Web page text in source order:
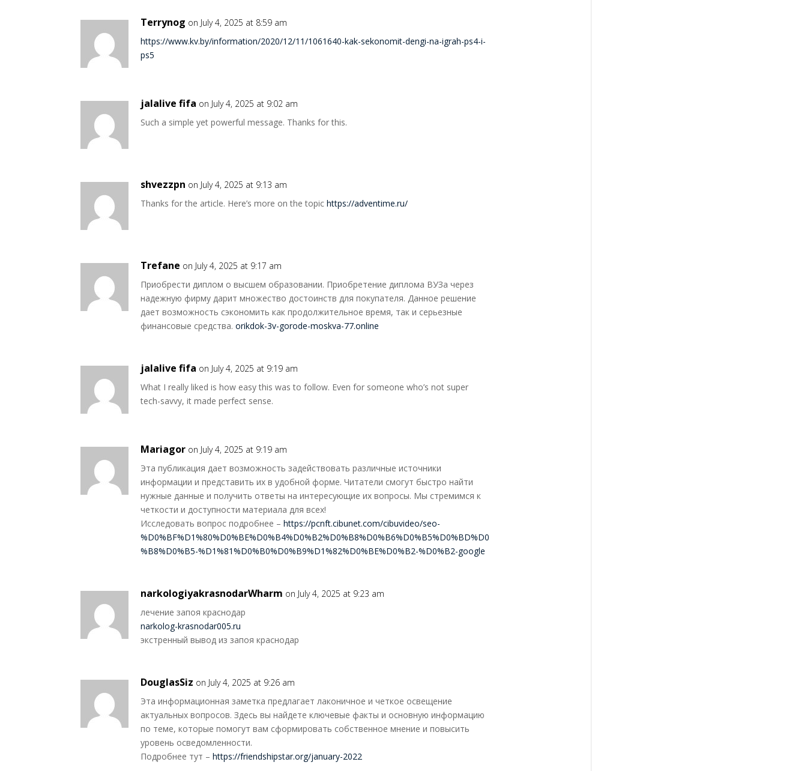
Terrynog on July 4, 2025 at 8:59 am
https://www.kv.by/information/2020/12/11/1061640-kak-sekonomit-dengi-na-igrah-ps4-i-
ps5
jalalive fifa on July 4, 2025 at 9:02 am
Such a simple yet powerful message. Thanks for this.
shvezzpn on July 4, 2025 at 9:13 am
Thanks for the article. Here’s more on the topichttps://adventime.ru/
Trefane on July 4, 2025 at 9:17 am
Приобрести диплом о высшем образовании. Приобретение диплома ВУЗа через
надежную фирму дарит множество достоинств для покупателя. Данное решение
дает возможность сэкономить как продолжительное время, так и серьезные
финансовые средства.orikdok-3v-gorode-moskva-77.online
jalalive fifa on July 4, 2025 at 9:19 am
What I really liked is how easy this was to follow. Even for someone who’s not super
tech-savvy, it made perfect sense.
Mariagor on July 4, 2025 at 9:19 am
Эта публикация дает возможность задействовать различные источники
информации и представить их в удобной форме. Читатели смогут быстро найти
нужные данные и получить ответы на интересующие их вопросы. Мы стремимся к
четкости и доступности материала для всех!
Исследовать вопрос подробнее –https://pcnft.cibunet.com/cibuvideo/seo-
%D0%BF%D1%80%D0%BE%D0%B4%D0%B2%D0%B8%D0%B6%D0%B5%D0%BD%D0
%B8%D0%B5-%D1%81%D0%B0%D0%B9%D1%82%D0%BE%D0%B2-%D0%B2-google
narkologiyakrasnodarWharm on July 4, 2025 at 9:23 am
лечение запоя краснодар
narkolog-krasnodar005.ru
экстренный вывод из запоя краснодар
DouglasSiz on July 4, 2025 at 9:26 am
Эта информационная заметка предлагает лаконичное и четкое освещение
актуальных вопросов. Здесь вы найдете ключевые факты и основную информацию
по теме, которые помогут вам сформировать собственное мнение и повысить
уровень осведомленности.
Подробнее тут –https://friendshipstar.org/january-2022